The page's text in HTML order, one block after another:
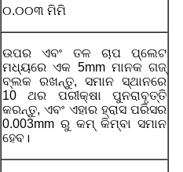
୦.୦୦୩ ମିମି
ଉପର ଏବଂ ତଳ ଚାପ ପ୍ଲେଟ
ମଧ୍ୟରେ ଏକ 5mm ମାନକ ଗଜ୍
ବ୍ଲକ ରଖନ୍ତୁ, ସମାନ ସ୍ଥାନରେ
10 ଥର ପରୀକ୍ଷା ପୁନରାବୃତ୍ତି
କରନ୍ତୁ, ଏବଂ ଏହାର ହ୍ରାସ ପରିସର
0.003mm ରୁ କମ୍ କିମ୍ବା ସମାନ
ହେବ।